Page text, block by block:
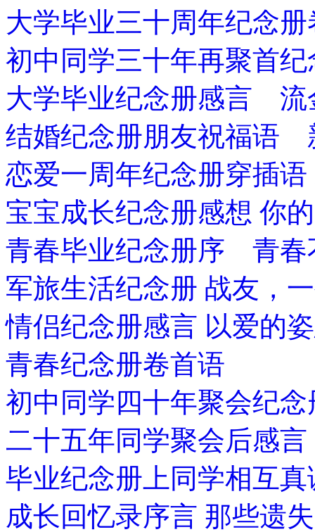
大学毕业三十周年纪念册
初中同学三十年再聚首
大学毕业纪念册感言 流
结婚纪念册朋友祝福语
恋爱一周年纪念册穿插
宝宝成长纪念册感想 你
青春毕业纪念册序 青春
军旅生活纪念册 战友，
情侣纪念册感言 以爱的
青春纪念册卷首语
初中同学四十年聚会纪
二十五年同学聚会后感言
毕业纪念册上同学相互真
成长回忆录序言 那些遗